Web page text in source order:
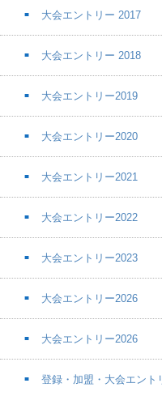
大会エントリー 2017
大会エントリー 2018
大会エントリー2019
大会エントリー2020
大会エントリー2021
大会エントリー2022
大会エントリー2023
大会エントリー2026
大会エントリー2026
登録・加盟・大会エント